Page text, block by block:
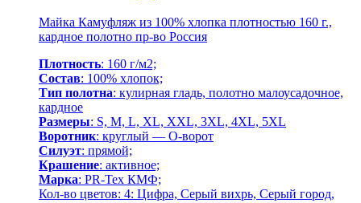
Майка Камуфляж из 100% хлопка плотностью 160 г.,
кардное полотно пр-во Россия
Плотность: 160 г/м2;
Состав: 100% хлопок;
Тип полотна: кулирная гладь, полотно малоусадочное,
кардное
Размеры: S, M, L, XL, XXL, 3XL, 4XL, 5XL
Воротник: круглый — О-ворот
Силуэт: прямой;
Крашение: активное;
Марка: PR-Tex КМФ;
Кол-во цветов: 4: Цифра, Серый вихрь, Серый город,